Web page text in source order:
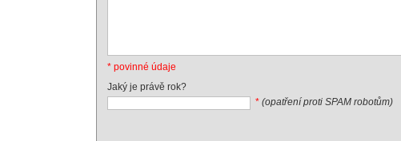
* povinné údaje
Jaký je právě rok?
* (opatření proti SPAM robotům)